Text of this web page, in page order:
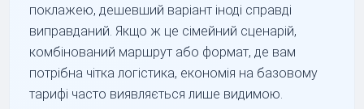
поклажею, дешевший варіант іноді справді
виправданий. Якщо ж це сімейний сценарій,
комбінований маршрут або формат, де вам
потрібна чітка логістика, економія на базовому
тарифі часто виявляється лише видимою.